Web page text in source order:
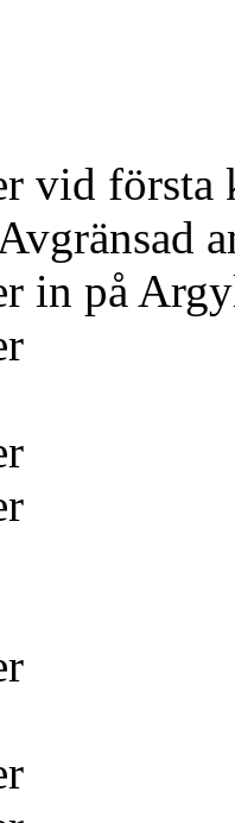
vid första
in på